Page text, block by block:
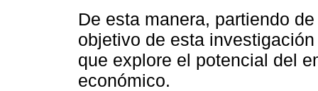
De esta manera, partiendo
objetivo de esta
que explore el potencial del
económico.